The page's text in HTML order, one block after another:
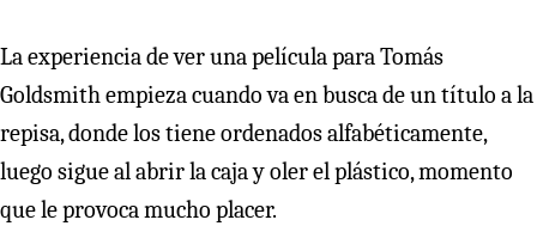
La experiencia de ver una película para Tomás
Goldsmith empieza cuando va en busca de un título a la
repisa, donde los tiene ordenados alfabéticamente,
luego sigue al abrir la caja y oler el plástico, momento
que le provoca mucho placer.